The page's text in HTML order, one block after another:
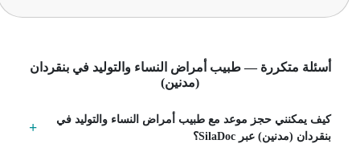
أسئلة متكررة — طبيب أمراض النساء والتوليد في بنقردان
(مدنين)
كيف يمكنني حجز موعد مع طبيب أمراض النساء والتوليد في
بنقردان (مدنين) عبر SilaDoc؟